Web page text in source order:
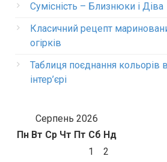
Сумісність – Близнюки і Діва
Класичний рецепт
огірків
Таблиця поєднання кольорів в
інтер’єрі
Серпень 2026
Пн Вт Ср Чт Пт Сб Нд
1
2